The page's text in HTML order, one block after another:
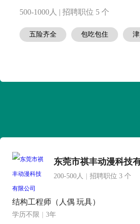
500-1000人 | 招聘职位 5 个
五险齐全 包吃包住
东莞市祺丰动漫科技
200-500人 招聘职位 3 个
结构工程师（人偶 玩具）
学历不限 3年